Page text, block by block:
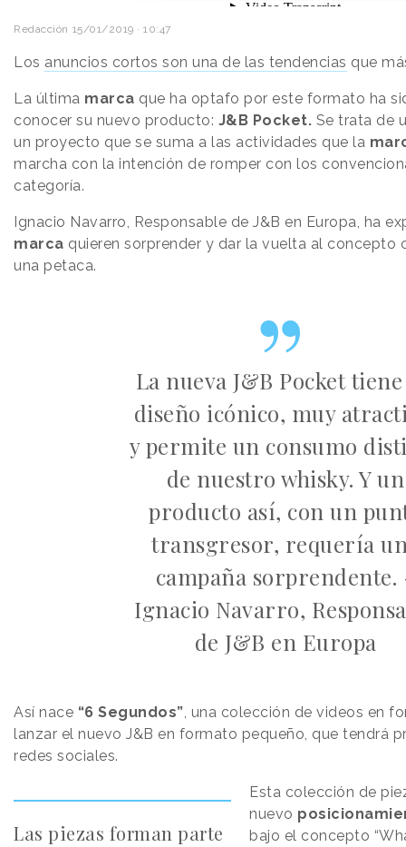
Redacción 15/01/2019 · 10:47
Los anuncios cortos son una de las tendencias que
La última marca que ha optafo por este formato ha
conocer su nuevo producto: J&B Pocket. Se trata de
un proyecto que se suma a las actividades que la
marcha con la intención de romper con los
categoría.
Ignacio Navarro, Responsable de J&B en Europa, ha
marca quieren sorprender y dar la vuelta al concepto
una petaca.
La nueva J&B Pocket
diseño icónico, muy
y permite un consumo
de nuestro whisky. Y un
producto así, con un
transgresor, requería
campaña
Ignacio Navarro,
de J&B en Europa
Así nace “6 Segundos”, una colección de videos en
lanzar el nuevo J&B en formato pequeño, que tendrá
redes sociales.
Las piezas forman parte
Esta colección de
nuevo
bajo el concepto